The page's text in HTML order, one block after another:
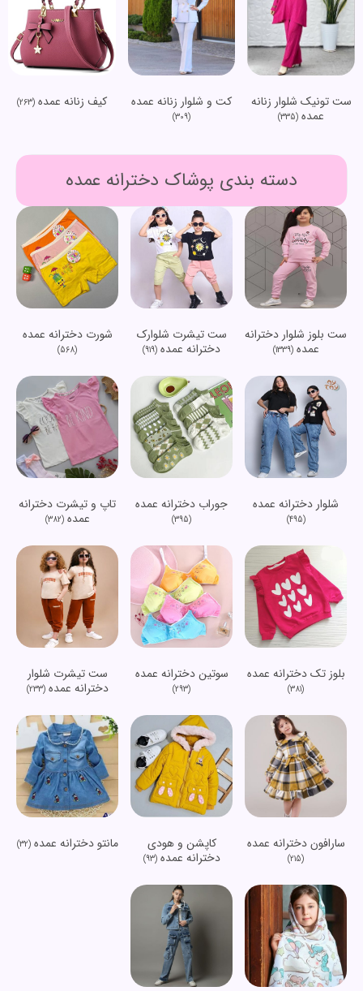
ست تونیک شلوار زنانه
عمده (335)
کت و شلوار زنانه عمده
(309)
کیف زنانه عمده(263)
دسته بندی پوشاک دخترانه عمده
ست بلوز شلوار دخترانه
عمده(1339)
ست تیشرت شلوارک
دخترانه عمده (919)
شورت دخترانه عمده
(568)
شلوار دخترانه عمده
(495)
جوراب دخترانه عمده
(395)
تاپ و تیشرت دخترانه
عمده(382)
بلوز تک دخترانه عمده
(381)
سوتین دخترانه عمده
(293)
ست تیشرت شلوار
دخترانه عمده(233)
سارافون دخترانه عمده
(215)
کاپشن و هودی
دخترانه عمده(93)
مانتو دخترانه عمده(32)